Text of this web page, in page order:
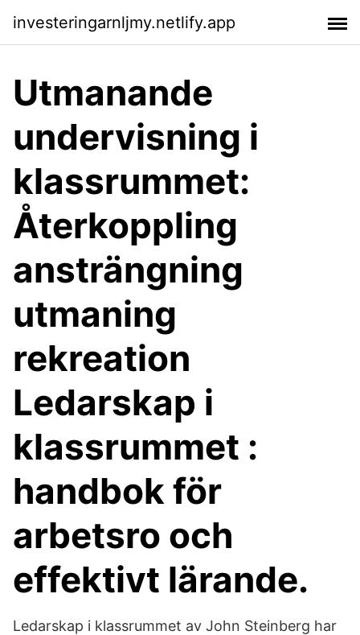
investeringarnljmy.netlify.app
Utmanande
undervisning i
klassrummet:
Återkoppling
ansträngning
utmaning
rekreation
Ledarskap i
klassrummet :
handbok för
arbetsro och
effektivt lärande.
Ledarskap i klassrummet av John Steinberg har